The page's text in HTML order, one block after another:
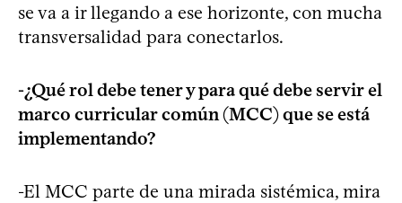
se va a ir llegando a ese horizonte, con mucha
transversalidad para conectarlos.
-¿Qué rol debe tener y para qué debe servir el
marco curricular común (MCC) que se está
implementando?
-El MCC parte de una mirada sistémica, mira